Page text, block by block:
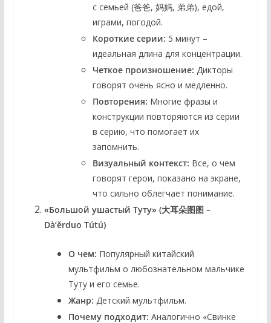
с семьей (爸爸, 妈妈, 弟弟), едой,
играми, погодой.
Короткие серии: 5 минут –
идеальная длина для концентрации.
Четкое произношение: Дикторы
говорят очень ясно и медленно.
Повторения: Многие фразы и
конструкции повторяются из серии
в серию, что помогает их
запомнить.
Визуальный контекст: Все, о чем
говорят герои, показано на экране,
что сильно облегчает понимание.
«Большой ушастый Туту» (大耳朵图图 –
Dà’ěrduo Tútú)
О чем: Популярный китайский
мультфильм о любознательном мальчике
Туту и его семье.
Жанр: Детский мультфильм.
Почему подходит: Аналогично «Свинке